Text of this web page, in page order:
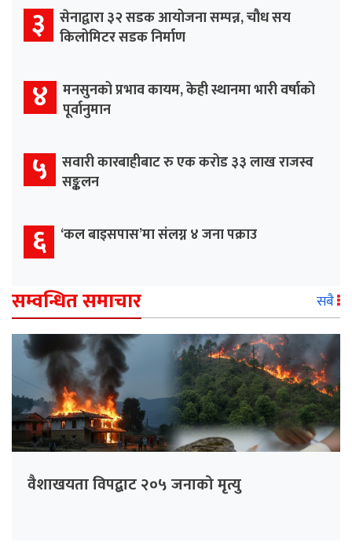
३ सेनाद्वारा ३२ सडक आयोजना सम्पन्न, चौध सय
किलोमिटर सडक निर्माण
४ मनसुनको प्रभाव कायम, केही स्थानमा भारी वर्षाको
पूर्वानुमान
५ सवारी कारबाहीबाट रु एक करोड ३३ लाख राजस्व
सङ्कलन
६ ‘कल बाइसपास’मा संलग्न ४ जना पक्राउ
सम्वन्धित समाचार सबै
वैशाखयता विपद्बाट २०५ जनाको मृत्यु